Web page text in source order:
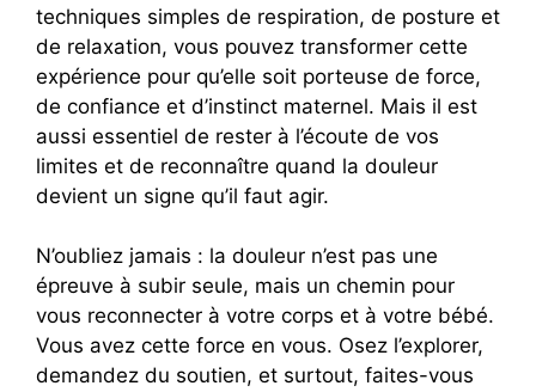
techniques simples de respiration, de posture et
de relaxation, vous pouvez transformer cette
expérience pour qu’elle soit porteuse de force,
de confiance et d’instinct maternel. Mais il est
aussi essentiel de rester à l’écoute de vos
limites et de reconnaître quand la douleur
devient un signe qu’il faut agir.
N’oubliez jamais : la douleur n’est pas une
épreuve à subir seule, mais un chemin pour
vous reconnecter à votre corps et à votre bébé.
Vous avez cette force en vous. Osez l’explorer,
demandez du soutien, et surtout, faites-vous